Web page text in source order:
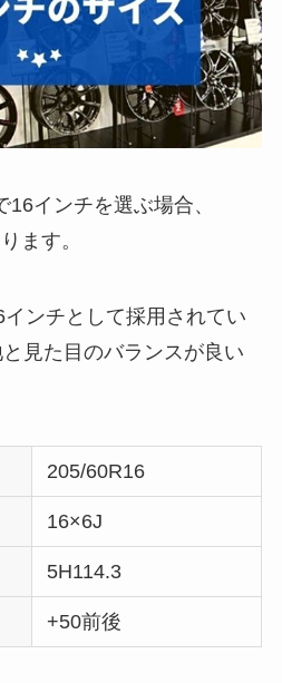
インチを選ぶ場合、
ます。
ンチとして採用されてい
見た目のバランスが良い
205/60R16
16×6J
5H114.3
+50前後